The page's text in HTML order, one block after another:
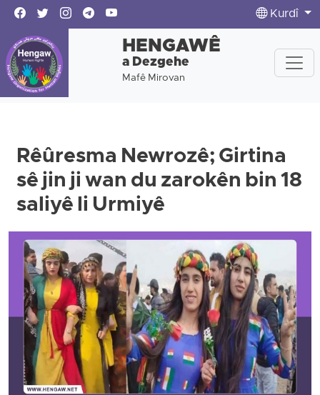
Kurdî
HENGAWÊ
a Dezgehe
Mafê Mirovan
Rêûresma Newrozê; Girtina
sê jin ji wan du zarokên bin 18
saliyê li Urmiyê